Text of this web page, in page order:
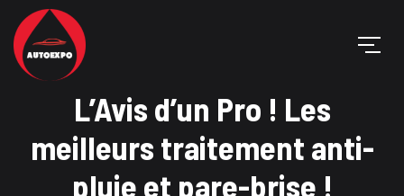
L’Avis d’un Pro ! Les
meilleurs traitement anti-
pluie et pare-brise !